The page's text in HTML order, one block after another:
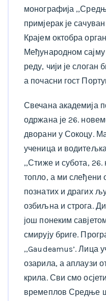
монографија
примјерак је
Крајем октобра
Међународном
реду, чији је слоган
а почасни гост
Свечана академија
одржана је 26.
дворани у Сокоцу.
ученица и
,,Стиже и субота,
топло, а ми слеђени
познатих и драгих
озбиљна и строга.
још понеким
смирују бриге.
,,Gaudeamus’. Лица
озарила, а аплаузи
крила. Сви смо
времеплов Средње